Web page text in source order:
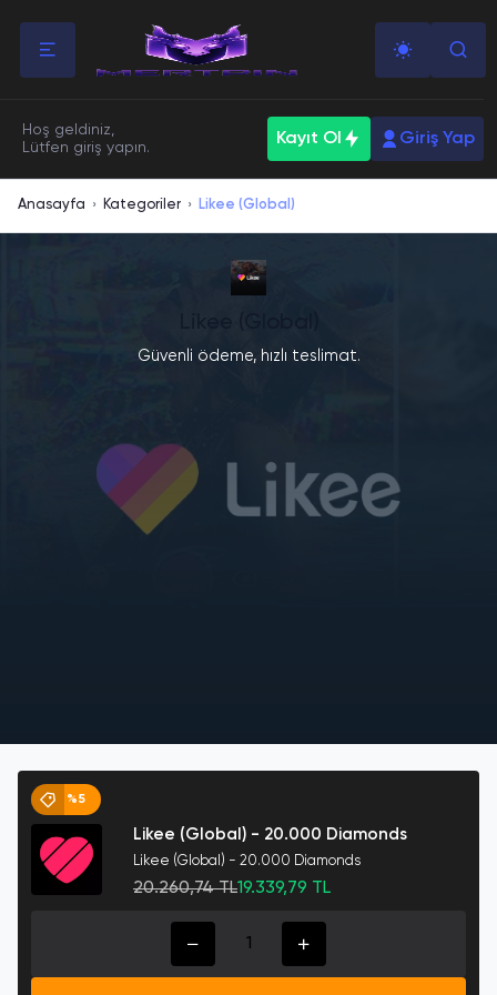
Hoş geldiniz,
Lütfen giriş yapın.
Kayıt Ol Giriş Yap
Anasayfa › Kategoriler › Likee (Global)
Güvenli ödeme, hızlı teslimat.
%5
Likee (Global) - 20.000 Diamonds
Likee (Global) - 20.000 Diamonds
20.260,74 TL19.339,79 TL